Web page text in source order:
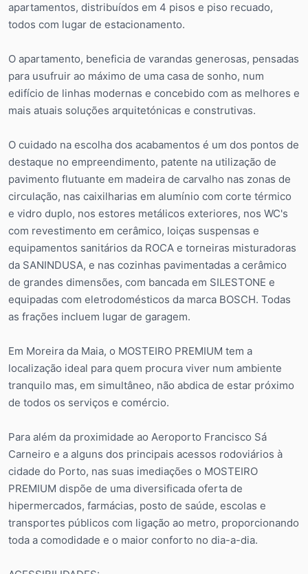
apartamentos, distribuídos em 4 pisos e piso recuado,
todos com lugar de estacionamento.
O apartamento, beneficia de varandas generosas, pensadas
para usufruir ao máximo de uma casa de sonho, num
edifício de linhas modernas e concebido com as melhores e
mais atuais soluções arquitetónicas e construtivas.
O cuidado na escolha dos acabamentos é um dos pontos de
destaque no empreendimento, patente na utilização de
pavimento flutuante em madeira de carvalho nas zonas de
circulação, nas caixilharias em alumínio com corte térmico
e vidro duplo, nos estores metálicos exteriores, nos WC's
com revestimento em cerâmico, loiças suspensas e
equipamentos sanitários da ROCA e torneiras misturadoras
da SANINDUSA, e nas cozinhas pavimentadas a cerâmico
de grandes dimensões, com bancada em SILESTONE e
equipadas com eletrodomésticos da marca BOSCH. Todas
as frações incluem lugar de garagem.
Em Moreira da Maia, o MOSTEIRO PREMIUM tem a
localização ideal para quem procura viver num ambiente
tranquilo mas, em simultâneo, não abdica de estar próximo
de todos os serviços e comércio.
Para além da proximidade ao Aeroporto Francisco Sá
Carneiro e a alguns dos principais acessos rodoviários à
cidade do Porto, nas suas imediações o MOSTEIRO
PREMIUM dispõe de uma diversificada oferta de
hipermercados, farmácias, posto de saúde, escolas e
transportes públicos com ligação ao metro, proporcionando
toda a comodidade e o maior conforto no dia-a-dia.